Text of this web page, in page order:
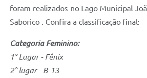
foram realizados no Lago Municipal
Saborico . Confira a classificação final:
Categoria Feminino:
1° Lugar - Fênix
2° lugar - B-13